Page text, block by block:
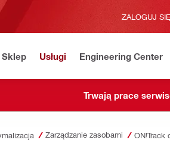
ZALOGUJ
Usługi Engineering Center
Trwają prace
Zarządzanie zasobami ON!Track